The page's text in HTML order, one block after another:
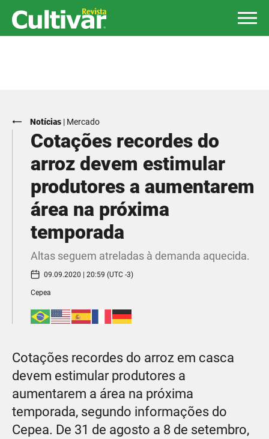
Notícias | Mercado
Cotações recordes do
arroz devem estimular
produtores a aumentarem
área na próxima
temporada
Altas seguem atreladas à demanda aquecida.
09.09.2020 | 20:59 (UTC -3)
Cepea
Cotações recordes do arroz em casca
devem estimular produtores a
aumentarem a área na próxima
temporada, segundo informações do
Cepea. De 31 de agosto a 8 de setembro,